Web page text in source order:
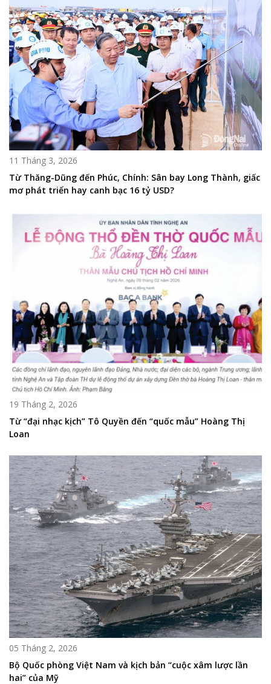
11 Tháng 3, 2026
Từ Thăng-Dũng đến Phúc, Chính: Sân bay Long Thành, giấc
mơ phát triển hay canh bạc 16 tỷ USD?
19 Tháng 2, 2026
Từ “đại nhạc kịch” Tô Quyền đến “quốc mẫu” Hoàng Thị
Loan
05 Tháng 2, 2026
Bộ Quốc phòng Việt Nam và kịch bản “cuộc xâm lược lần
hai” của Mỹ